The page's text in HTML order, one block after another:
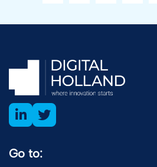
Go to: